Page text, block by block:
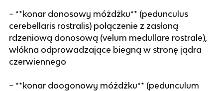
− **konar donosowy móżdżku** (pedunculus
cerebellaris rostralis) połączenie z zasłoną
rdzeniową donosową (velum medullare rostrale),
włókna odprowadzające biegną w stronę jądra
czerwiennego
− **konar doogonowy móżdżku** (pedunculum